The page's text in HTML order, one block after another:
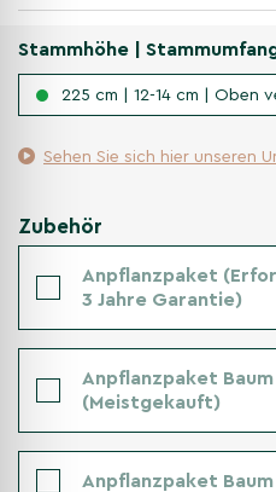
Stammhöhe |
225 cm | 12-14 cm | Oben
Sehen Sie sich hier unseren
Zubehör
Anpflanzpaket
3 Jahre Garantie)
Anpflanzpaket
(Meistgekauft)
Anpflanzpaket